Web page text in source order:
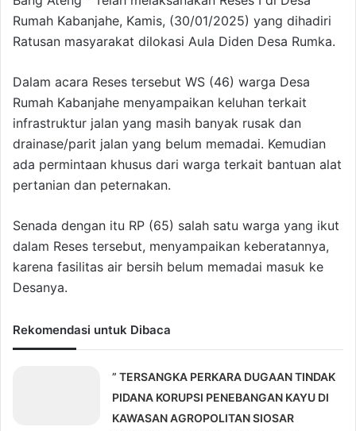
Rumah Kabanjahe, Kamis, (30/01/2025) yang dihadiri
Ratusan masyarakat dilokasi Aula Diden Desa Rumka.
Dalam acara Reses tersebut WS (46) warga Desa
Rumah Kabanjahe menyampaikan keluhan terkait
infrastruktur jalan yang masih banyak rusak dan
drainase/parit jalan yang belum memadai. Kemudian
ada permintaan khusus dari warga terkait bantuan alat
pertanian dan peternakan.
Senada dengan itu RP (65) salah satu warga yang ikut
dalam Reses tersebut, menyampaikan keberatannya,
karena fasilitas air bersih belum memadai masuk ke
Desanya.
Rekomendasi untuk Dibaca
” TERSANGKA PERKARA DUGAAN TINDAK
PIDANA KORUPSI PENEBANGAN KAYU DI
KAWASAN AGROPOLITAN SIOSAR